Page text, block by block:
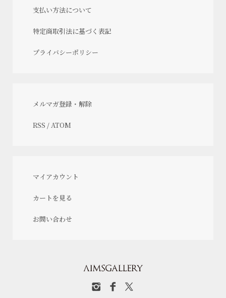
支払い方法について
特定商取引法に基づく表記
プライバシーポリシー
メルマガ登録・解除
RSS / ATOM
マイアカウント
カートを見る
お問い合わせ